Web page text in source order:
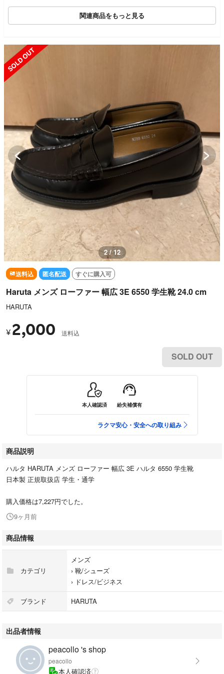
関連商品をもっと見る
3 / 12
送料込 匿名配送 すぐに購入可
Haruta メンズ ローファー 幅広 3E 6550 学生靴 24.0 cm
HARUTA
¥ 2,000 送料込
SOLD OUT
本人確認済 紛失補償有
ラクマ安心・安全への取り組み
商品説明
ハルタ HARUTA メンズ ローファー 幅広 3E ハルタ 6550 学生靴
日本製 正規取扱店 学生・通学
購入価格は7,227円でした。
9ヶ月前
商品情報
カテゴリ
メンズ
› 靴/シューズ
› ドレス/ビジネス
ブランド HARUTA
出品者情報
peacollo 's shop
peacollo
本人確認済